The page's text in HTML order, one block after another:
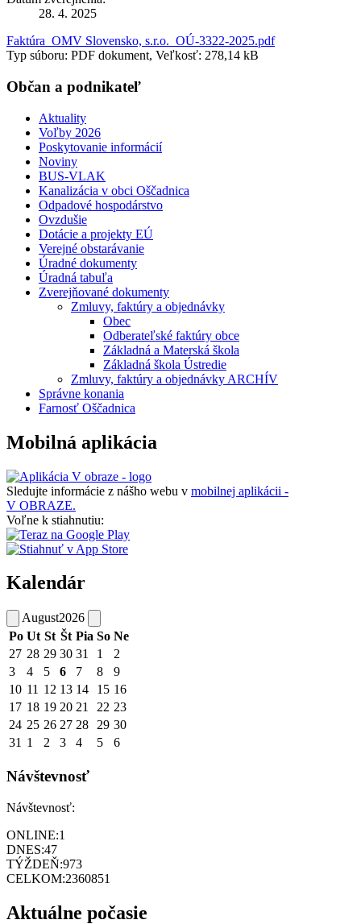
28. 4. 2025
Faktúra_OMV Slovensko, s.r.o._OÚ-3322-2025.pdf
Typ súboru: PDF dokument, Veľkosť: 278,14 kB
Občan a podnikateľ
Aktuality
Voľby 2026
Poskytovanie informácií
Noviny
BUS-VLAK
Kanalizácia v obci Oščadnica
Odpadové hospodárstvo
Ovzdušie
Dotácie a projekty EÚ
Verejné obstarávanie
Úradné dokumenty
Úradná tabuľa
Zverejňované dokumenty
Zmluvy, faktúry a objednávky
Obec
Odberateľské faktúry obce
Základná a Materská škola
Základná škola Ústredie
Zmluvy, faktúry a objednávky ARCHÍV
Správne konania
Farnosť Oščadnica
Mobilná aplikácia
Sledujte informácie z nášho webu v mobilnej aplikácii -
V OBRAZE.
Voľne k stiahnutiu:
Kalendár
August2026
Po Ut St Št Pia So Ne
27 28 29 30 31 1
2
3
4 5 6 7 8
9
10 11 12 13 14 15 16
17 18 19 20 21 22 23
24 25 26 27 28 29 30
31 1 2 3 4 5 6
Návštevnosť
Návštevnosť:
ONLINE:1
DNES:47
TÝŽDEŇ:973
CELKOM:2360851
Aktuálne počasie